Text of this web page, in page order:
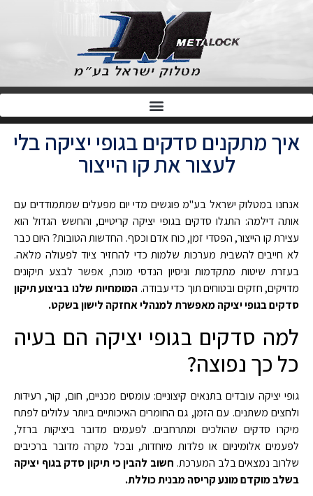
איך מתקנים סדקים בגופי יציקה בלי
לעצור את קו הייצור
אנחנו במטלוק ישראל בע"מ פוגשים מדי יום מפעלים שמתמודדים עם
אותה דילמה: התגלו סדקים בגופי יציקה קריטיים, והחשש הגדול הוא
עצירת קו הייצור, הפסדי זמן, כוח אדם וכסף. החדשות הטובות? היום כבר
לא חייבים להשבית מערכות שלמות כדי להחזיר ציוד לפעולה מלאה.
בעזרת שיטות מתקדמות וניסיון הנדסי מוכח, אפשר לבצע תיקונים
מדויקים, חזקים ובטוחים תוך כדי עבודה. המומחיות שלנו בביצוע תיקון
סדקים בגופי יציקה מאפשרת למנהלי אחזקה לישון בשקט.
למה סדקים בגופי יציקה הם בעיה
כל כך נפוצה?
גופי יציקה עובדים בתנאים קיצוניים: עומסים מכניים, חום, קור, רעידות
ולחצים משתנים. עם הזמן, גם החומרים האיכותיים ביותר עלולים לפתח
מיקרו סדקים שהולכים ומתרחבים. לפעמים מדובר ביציקות ברזל,
לפעמים אלומיניום או פלדות מיוחדות, ובכל מקרה מדובר ברכיבים
שלרוב נמצאים בלב המערכת. חשוב להבין כי תיקון סדק בגוף יציקה
בשלב מוקדם מונע קריסה מבנית כוללת.